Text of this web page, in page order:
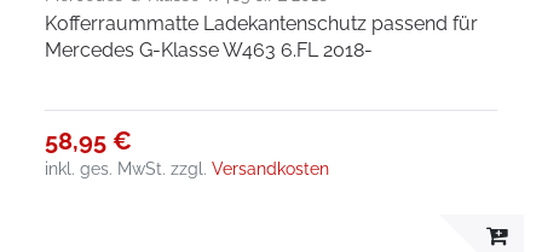
Kofferraummatte Ladekantenschutz passend für
Mercedes G-Klasse W463 6.FL 2018-
58,95 €
inkl. ges. MwSt. zzgl.Versandkosten